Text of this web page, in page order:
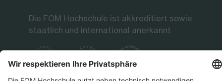
Die FOM Hochschule ist akkreditiert sowie
staatlich und international anerkannt